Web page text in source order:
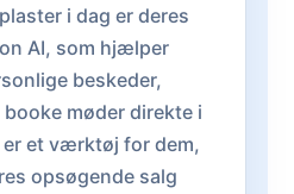
i dag er deres
AI, som hjælper
beskeder,
møder direkte i
er et værktøj for dem,
opsøgende salg